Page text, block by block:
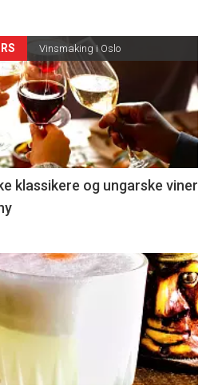
Vinsmaking i Oslo
klassikere og ungarske viner